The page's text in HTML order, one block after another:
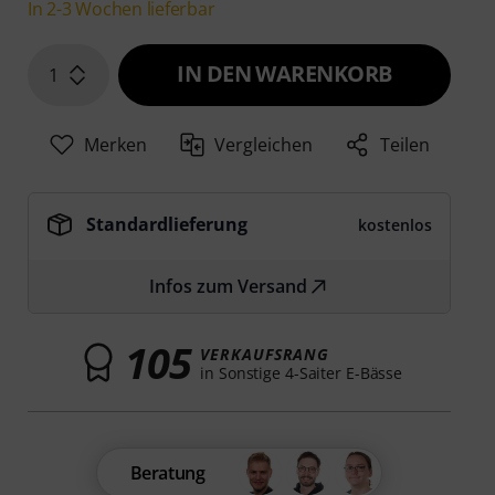
In 2-3 Wochen lieferbar
1 IN DEN WARENKORB
Merken Vergleichen Teilen
Standardlieferung kostenlos
Infos zum Versand
105 VERKAUFSRANG
in Sonstige 4-Saiter E-Bässe
Beratung